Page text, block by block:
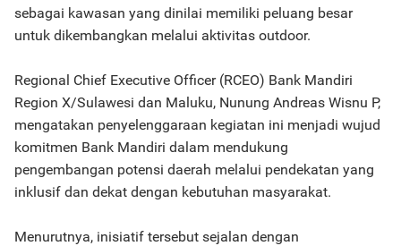
sebagai kawasan yang dinilai memiliki peluang besar
untuk dikembangkan melalui aktivitas outdoor.
Regional Chief Executive Officer (RCEO) Bank Mandiri
Region X/Sulawesi dan Maluku, Nunung Andreas Wisnu P,
mengatakan penyelenggaraan kegiatan ini menjadi wujud
komitmen Bank Mandiri dalam mendukung
pengembangan potensi daerah melalui pendekatan yang
inklusif dan dekat dengan kebutuhan masyarakat.
Menurutnya, inisiatif tersebut sejalan dengan